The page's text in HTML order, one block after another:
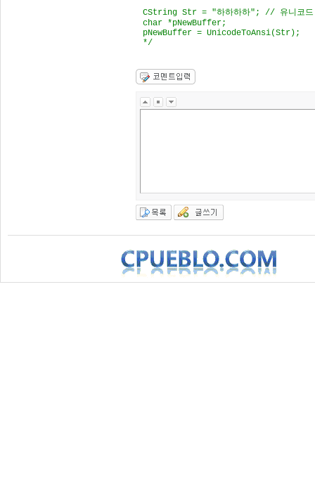
CString Str = "하하하하"; // 유니코드
char *pNewBuffer;
pNewBuffer = UnicodeToAnsi(Str);
*/